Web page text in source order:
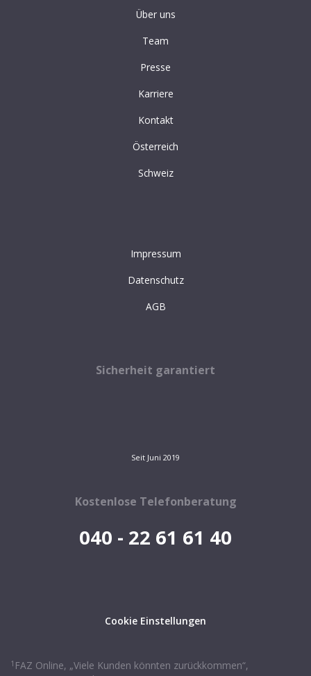
Über uns
Team
Presse
Karriere
Kontakt
Österreich
Schweiz
Impressum
Datenschutz
AGB
Kostenlose Telefonberatung
040 - 22 61 61 40
Sicherheit garantiert
Seit Juni 2019
Cookie Einstellungen
1 FAZ Online, „Viele Kunden könnten zurückkommen“,